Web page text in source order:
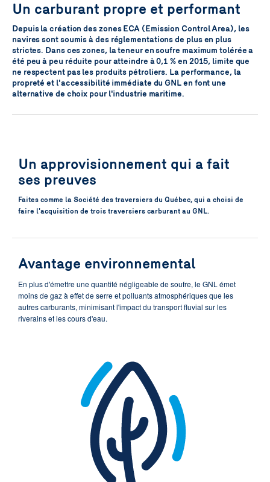
Un carburant propre et performant
Depuis la création des zones ECA (Emission Control Area), les
navires sont soumis à des réglementations de plus en plus
strictes. Dans ces zones, la teneur en soufre maximum tolérée a
été peu à peu réduite pour atteindre à 0,1 % en 2015, limite que
ne respectent pas les produits pétroliers. La performance, la
propreté et l'accessibilité immédiate du GNL en font une
alternative de choix pour l'industrie maritime.
Un approvisionnement qui a fait
ses preuves
Faites comme la Société des traversiers du Québec, qui a choisi de
faire l'acquisition de trois traversiers carburant au GNL.
Avantage environnemental
En plus d'émettre une quantité négligeable de soufre, le GNL émet
moins de gaz à effet de serre et polluants atmosphériques que les
autres carburants, minimisant l'impact du transport fluvial sur les
riverains et les cours d'eau.